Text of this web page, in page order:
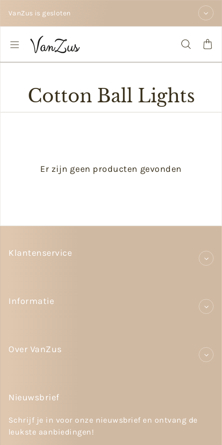
VanZus is gesloten
Cotton Ball Lights
Er zijn geen producten gevonden
Klantenservice
Informatie
Over VanZus
Nieuwsbrief
Schrijf je in voor onze nieuwsbrief en ontvang de
leukste aanbiedingen!